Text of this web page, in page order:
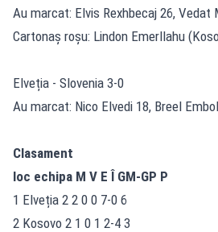
Au marcat: Elvis Rexhbecaj 26, Vedat
Cartonaș roșu: Lindon Emerllahu
Elveția - Slovenia 3-0
Au marcat: Nico Elvedi 18, Breel
Clasament
loc echipa M V E Î GM-GP P
1 Elveția 2 2 0 0 7-0 6
2 Kosovo 2 1 0 1 2-4 3